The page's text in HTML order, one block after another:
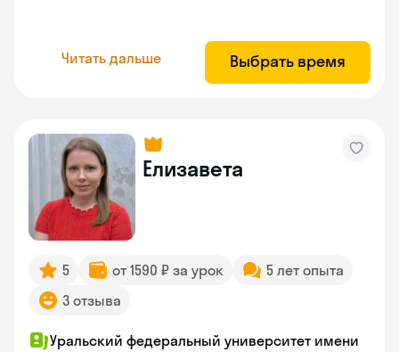
Читать дальше Выбрать время
Елизавета
5 от 1590 ₽ за урок
5 лет опыта
3 отзыва
Уральский федеральный университет имени